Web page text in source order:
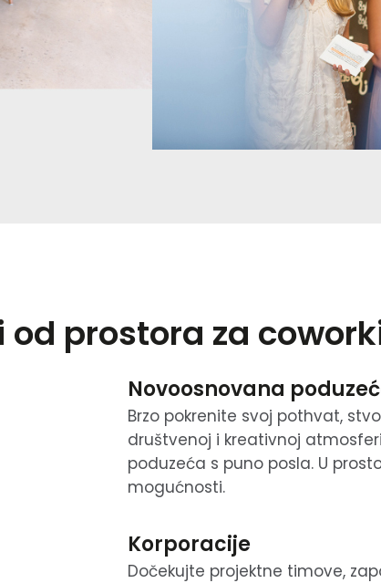
prostora za
Novoosnovana
Brzo pokrenite svoj pothvat,
društvenoj i kreativnoj
poduzeća s puno posla. U
mogućnosti.
Korporacije
Dočekujte projektne timove,